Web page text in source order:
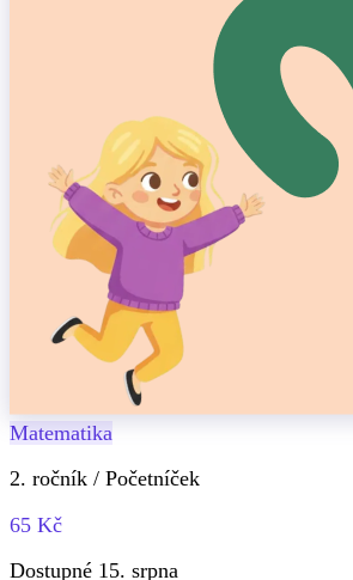
Matematika
2. ročník / Početníček
65 Kč
Dostupné 15. srpna